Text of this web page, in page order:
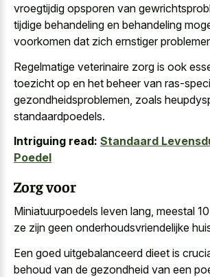
vroegtijdig opsporen van
tijdige behandeling en behandeling
voorkomen dat zich ernstiger
Regelmatige veterinaire zorg is ook
toezicht op en het beheer van ras-
gezondheidsproblemen, zoals
standaardpoedels.
Intriguing read: Standaard
Poedel
Zorg voor
Miniatuurpoedels leven lang, meestal
ze zijn geen onderhoudsvriendelijke
Een goed uitgebalanceerd dieet is
behoud van de gezondheid van een